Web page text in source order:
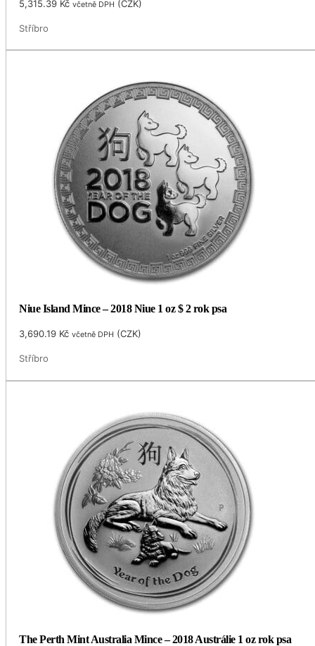
5,315.39 Kč včetně DPH (CZK)
Stříbro
Niue Island Mince – 2018 Niue 1 oz $ 2 rok psa
3,690.19 Kč včetně DPH (CZK)
Stříbro
The Perth Mint Australia Mince – 2018 Austrálie 1 oz rok psa